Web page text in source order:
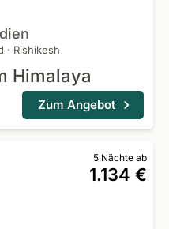
· Rishikesh
Himalaya
Zum Angebot
5 Nächte ab
1.134 €